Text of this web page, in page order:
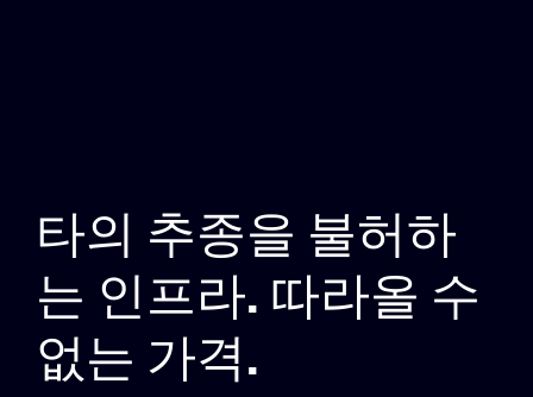
타의 추종을 불허하
는 인프라. 따라올 수
없는 가격.